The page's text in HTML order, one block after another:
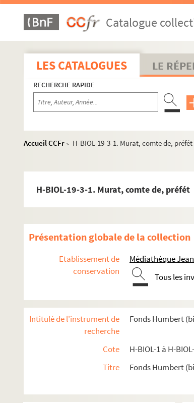
Catalogue
LES CATALOGUES LE
RECHERCHE RAPIDE
Accueil CCFr >
H-BIOL-19-3-1. Murat, comte de, préfét
H-BIOL-19-3-1. Murat, comte de, préfét
Présentation globale de la collection
Etablissement de
conservation
Médiathèque
Tous les
Intitulé de l'instrument de
recherche
Fonds Humbert
Cote
H-BIOL-1 à H-
Titre
Fonds Humbert
H-BIOL-1. Acheray à Benvignat
H-BIOL-2. Bere à Bouchée
H-BIOL-3. Boucq à Cardon
H-BIOL-4. Carlez à Colpaert
H-BIOL-6. D'Assignies à D'Hondt
H-BIOL-7. Déjardin-Verkinder à Deliot
H-BIOL-8. De Lille à De Resbecque
H-BIOL-9. Deron à Desboeufs
H-BIOL-10. Deturck à Duhaut
H-BIOL-12. Fabre à Georges